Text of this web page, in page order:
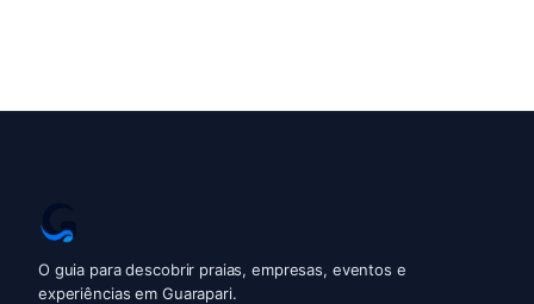
O guia para descobrir praias, empresas, eventos e
experiências em Guarapari.